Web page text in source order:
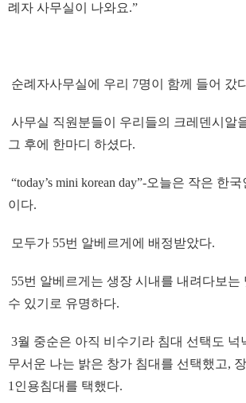
례자 사무실이 나와요.”
순례자사무실에 우리 7명이 함께 들어 갔
사무실 직원분들이 우리들의 크레덴시알
그 후에 한마디 하셨다.
“today’s mini korean day”-오늘은 작은 한
이다.
모두가 55번 알베르게에 배정받았다.
55번 알베르게는 생장 시내를 내려다보는
수 있기로 유명하다.
3월 중순은 아직 비수기라 침대 선택도 넉
무서운 나는 밝은 창가 침대를 선택했고,
1인용침대를 택했다.